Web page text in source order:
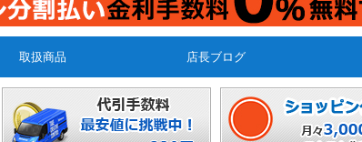
取扱商品 店長ブログ